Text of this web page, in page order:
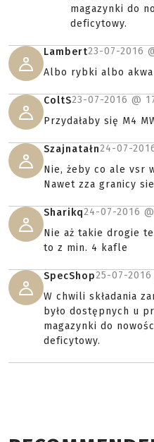
magazynki do
deficytowy.
Lambert23-07-2016
Albo rybki albo
ColtS23-07-2016 @
Przydałaby się M4
Szajnatałn24-07-
Nie, żeby co ale vsr
Nawet zza granicy
Sharikq24-07-2016 @
Nie aż takie drogie te
to z min. 4 kafle
SpecShop25-07-2016
W chwili składania
było dostępnych u
magazynki do
deficytowy.